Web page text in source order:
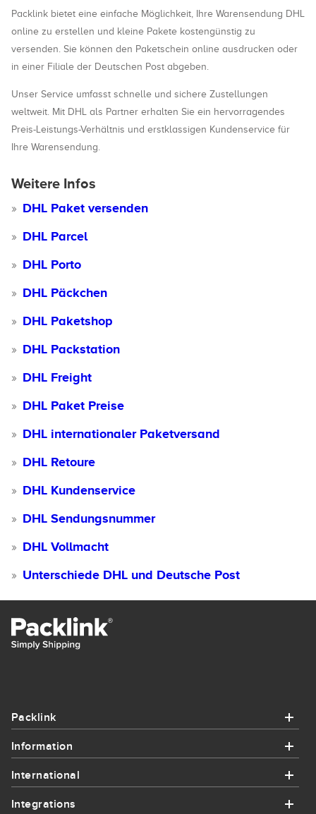
Packlink bietet eine einfache Möglichkeit, Ihre Warensendung DHL
online zu erstellen und kleine Pakete kostengünstig zu
versenden. Sie können den Paketschein online ausdrucken oder
in einer Filiale der Deutschen Post abgeben.
Unser Service umfasst schnelle und sichere Zustellungen
weltweit. Mit DHL als Partner erhalten Sie ein hervorragendes
Preis-Leistungs-Verhältnis und erstklassigen Kundenservice für
Ihre Warensendung.
Weitere Infos
DHL Paket versenden
DHL Parcel
DHL Porto
DHL Päckchen
DHL Paketshop
DHL Packstation
DHL Freight
DHL Paket Preise
DHL internationaler Paketversand
DHL Retoure
DHL Kundenservice
DHL Sendungsnummer
DHL Vollmacht
Unterschiede DHL und Deutsche Post
Packlink
Information
International
Integrations